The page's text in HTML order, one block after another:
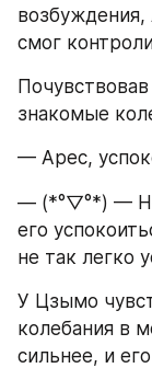
смог
знакомые
— Арес,
— (*°▽°*) — Не
его
не так легко
У Цзымо
колебания в
сильнее, и